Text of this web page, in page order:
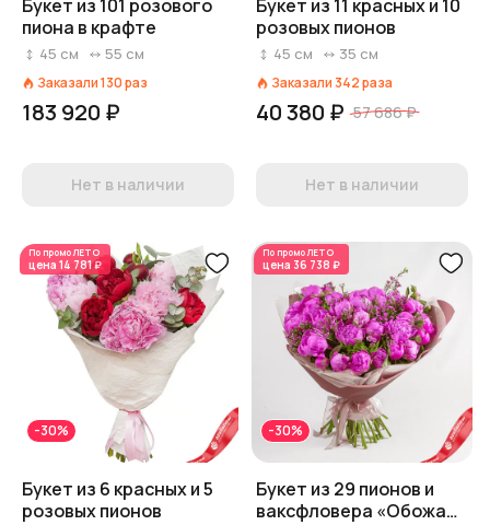
Букет из 101 розового
пиона в крафте
45 см 55 см
Заказали130раз
183 920 ₽
Нет в наличии
Букет из 11 красных и 10
розовых пионов
45 см 35 см
Заказали 342раза
40 380 ₽ 57 686 ₽
Нет в наличии
По промоЛЕТО
цена 14 781 ₽
-30%
Букет из 6 красных и 5
розовых пионов
По промоЛЕТО
цена 36 738 ₽
-30%
Букет из 29 пионов и
ваксфловера «Обожаю